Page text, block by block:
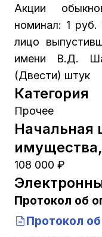
Акции
номинал: 1 руб.
лицо
имени В.Д.
(Двести) штук
Категория
Прочее
Начальная
108 000 ₽
Протокол об
Протокол